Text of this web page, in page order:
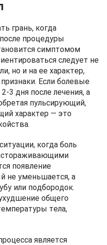
грань, когда
процедуры
симптомом
следует не
но и на ее характер,
Если болевые
3 дня после лечения, а
пульсирующий,
характер — это
когда боль
появление
не уменьшается, а
или подбородок.
общего
тела,
является